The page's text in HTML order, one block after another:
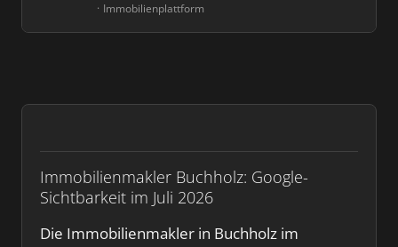
Immobilienmakler Buchholz: Google-
Sichtbarkeit im Juli 2026
Die Immobilienmakler in Buchholz im
Immobilienplattform